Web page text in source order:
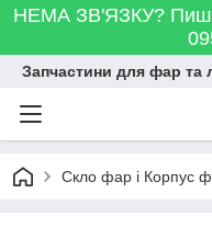
НЕМА ЗВ'ЯЗКУ?
Запчастини для фар та
Скло фар і Корпус